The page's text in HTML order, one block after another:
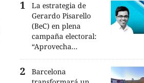
La estrategia de
Gerardo Pisarello
(BeC) en plena
campaña electoral:
“Aprovecha...
Barcelona